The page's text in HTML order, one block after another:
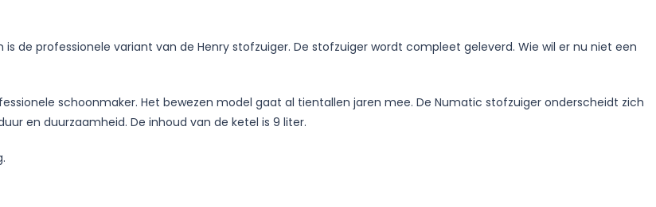
de professionele variant van de Henry stofzuiger. De stofzuiger wordt compleet geleverd. Wie wil er nu niet een
schoonmaker. Het bewezen model gaat al tientallen jaren mee. De Numatic stofzuiger onderscheidt zich
en duurzaamheid. De inhoud van de ketel is 9 liter.